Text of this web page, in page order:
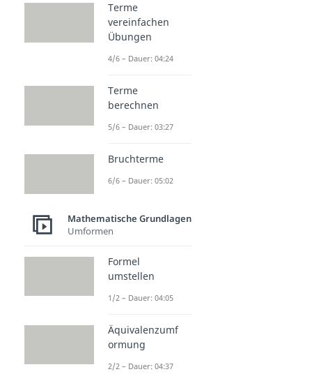
Terme
vereinfachen
Übungen
4/6 – Dauer: 04:24
Terme
berechnen
5/6 – Dauer: 03:27
Bruchterme
6/6 – Dauer: 05:02
Mathematische Grundlagen
Umformen
Formel
umstellen
1/2 – Dauer: 04:05
Äquivalenzumf
ormung
2/2 – Dauer: 04:37